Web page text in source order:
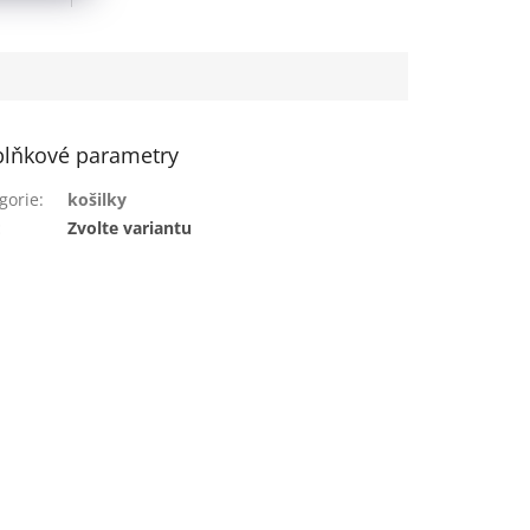
parametry
:
košilky
Zvolte variantu